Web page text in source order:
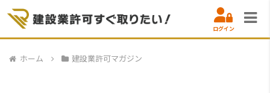
ログイン
ホーム 建設業許可マガジン